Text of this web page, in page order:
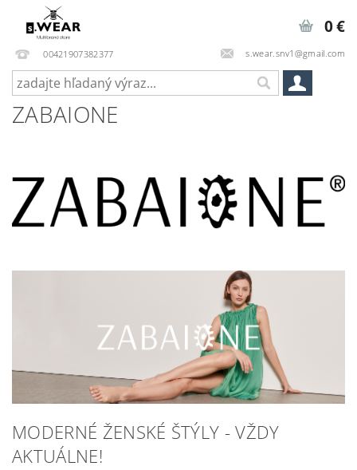
00421907382377 s.wear.snv1@gmail.com
0 €
ZABAIONE
MODERNÉ ŽENSKÉ ŠTÝLY - VŽDY
AKTUÁLNE!